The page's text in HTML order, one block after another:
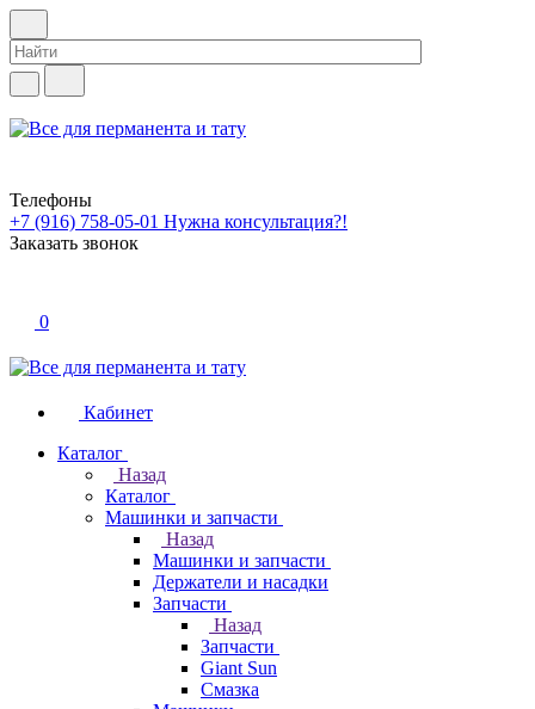
Телефоны
+7 (916) 758-05-01 Нужна консультация?!
Заказать звонок
0
Кабинет
Каталог
Назад
Каталог
Машинки и запчасти
Назад
Машинки и запчасти
Держатели и насадки
Запчасти
Назад
Запчасти
Giant Sun
Смазка